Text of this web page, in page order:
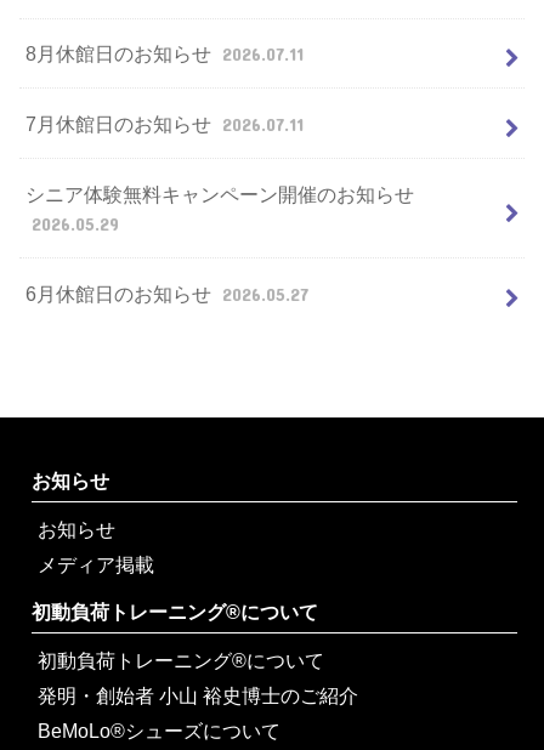
8月休館日のお知らせ 2026.07.11
7月休館日のお知らせ 2026.07.11
シニア体験無料キャンペーン開催のお知らせ
2026.05.29
6月休館日のお知らせ 2026.05.27
お知らせ
お知らせ
メディア掲載
初動負荷トレーニング®について
初動負荷トレーニング®について
発明・創始者 小山 裕史博士のご紹介
BeMoLo®シューズについて